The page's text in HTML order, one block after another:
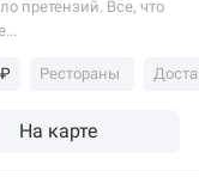
Рестораны
На карте